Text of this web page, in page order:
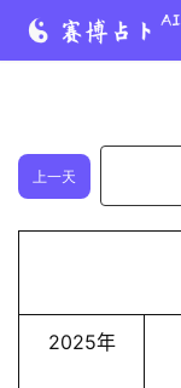
上一天
2025年